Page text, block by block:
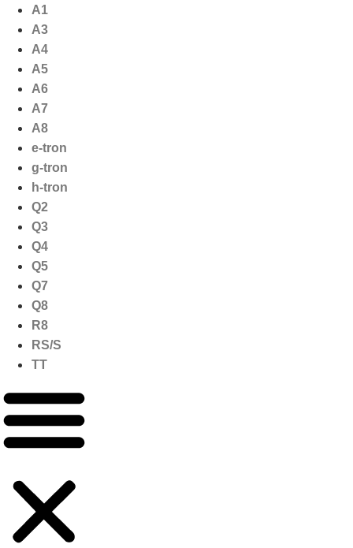
naar
inhoud
A1
A3
A4
A5
A6
A7
A8
e-tron
g-tron
h-tron
Q2
Q3
Q4
Q5
Q7
Q8
R8
RS/S
TT